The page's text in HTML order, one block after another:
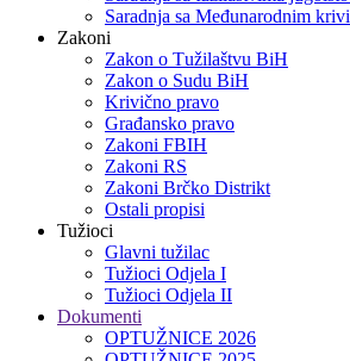
Saradnja sa Međunarodnim
Zakoni
Zakon o Тužilaštvu BiH
Zakon o Sudu BiH
Krivično pravo
Građansko pravo
Zakoni FBIH
Zakoni RS
Zakoni Brčko Distrikt
Ostali propisi
Tužioci
Glavni tužilac
Tužioci Odjela I
Tužioci Odjela II
Dokumenti
OPTUŽNICE 2026